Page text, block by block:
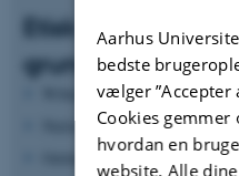
Etisk myndighed i
grundskole
Wiberg, Merete, DPU
Nielsen, Carsten Fogh, DPU
Oettingen, Alexander von,
Aarhus
bedste
vælger ”Accepter
Cookies
hvordan en
website. Alle